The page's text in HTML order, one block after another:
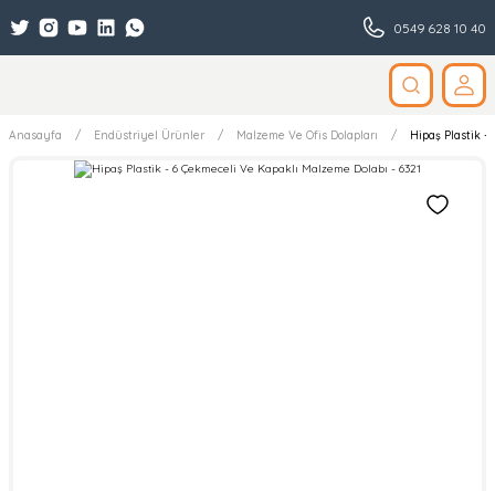
0549 628 10 40
Anasayfa Endüstriyel Ürünler Malzeme Ve Ofis Dolapları Hipaş Plastik -